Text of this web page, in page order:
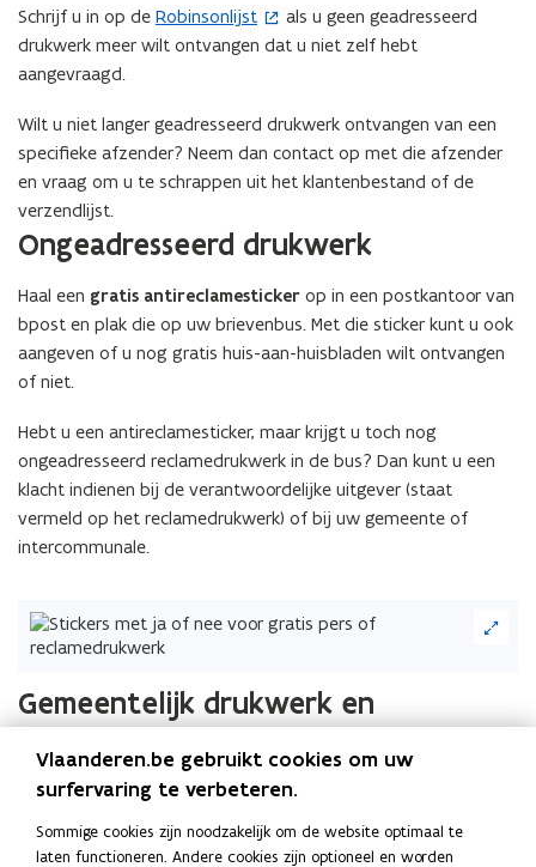
Schrijf u in op de Robinsonlijst
(
o
n
t
n
e
u
w
e
s
t
als u geen geadresseerd
drukwerk meer wilt ontvangen dat u niet zelf hebt
aangevraagd.
Wilt u niet langer geadresseerd drukwerk ontvangen van een
specifieke afzender? Neem dan contact op met die afzender
en vraag om u te schrappen uit het klantenbestand of de
verzendlijst.
Ongeadresseerd drukwerk
(Klik
op
de
voor
vergrote
weergave)
Haal een gratis antireclamesticker op in een postkantoor van
bpost en plak die op uw brievenbus. Met die sticker kunt u ook
aangeven of u nog gratis huis-aan-huisbladen wilt ontvangen
of niet.
Hebt u een antireclamesticker, maar krijgt u toch nog
ongeadresseerd reclamedrukwerk in de bus? Dan kunt u een
klacht indienen bij de verantwoordelijke uitgever (staat
vermeld op het reclamedrukwerk) of bij uw gemeente of
intercommunale.
Gemeentelijk drukwerk en
Gemeentelijke informatie en verkiezingsdrukwerk wordt
beschouwd als reclamedrukwerk
. De postdiensten zijn
verplichtom drukwerk van uw gemeente of van politieke
Vlaanderen.be gebruikt cookies om uw
surfervaring te verbeteren.
Sommige cookies zijn noodzakelijk om de website optimaal te
laten functioneren. Andere cookies zijn optioneel en worden